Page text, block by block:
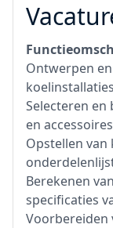
Ontwerpen
Selecteren
en
Opstellen van
Berekenen
specificaties
Voorbereiden